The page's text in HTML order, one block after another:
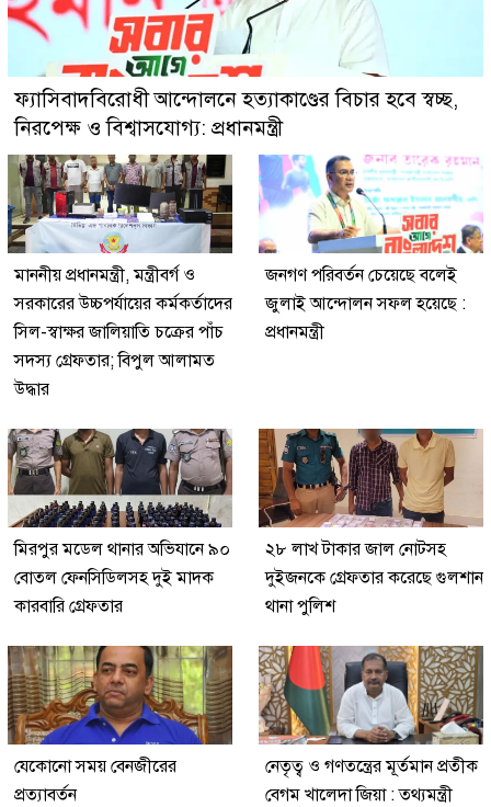
ফ্যাসিবাদবিরোধী আন্দোলনে হত্যাকাণ্ডের বিচার হবে স্বচ্ছ,
নিরপেক্ষ ও বিশ্বাসযোগ্য: প্রধানমন্ত্রী
মাননীয় প্রধানমন্ত্রী, মন্ত্রীবর্গ ও
সরকারের উচ্চপর্যায়ের কর্মকর্তাদের
সিল-স্বাক্ষর জালিয়াতি চক্রের পাঁচ
সদস্য গ্রেফতার; বিপুল আলামত
উদ্ধার
জনগণ পরিবর্তন চেয়েছে বলেই
জুলাই আন্দোলন সফল হয়েছে :
প্রধানমন্ত্রী
মিরপুর মডেল থানার অভিযানে ৯০
বোতল ফেনসিডিলসহ দুই মাদক
কারবারি গ্রেফতার
২৮ লাখ টাকার জাল নোটসহ
দুইজনকে গ্রেফতার করেছে গুলশান
থানা পুলিশ
যেকোনো সময় বেনজীরের
প্রত্যাবর্তন
নেতৃত্ব ও গণতন্ত্রের মূর্তমান প্রতীক
বেগম খালেদা জিয়া : তথ্যমন্ত্রী